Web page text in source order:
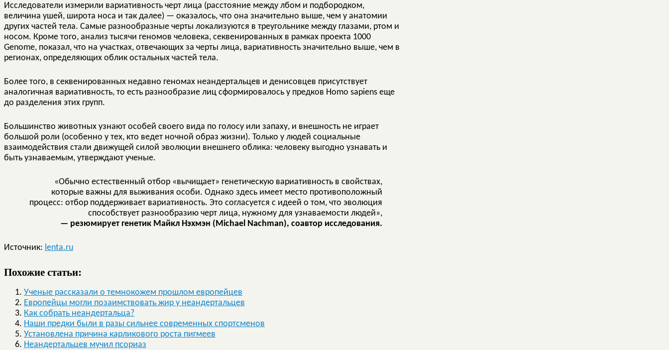
Исследователи измерили вариативность черт лица (расстояние между лбом и подбородком,
величина ушей, широта носа и так далее) — оказалось, что она значительно выше, чем у анатомии
других частей тела. Самые разнообразные черты локализуются в треугольнике между глазами, ртом и
носом. Кроме того, анализ тысячи геномов человека, секвенированных в рамках проекта 1000
Genome, показал, что на участках, отвечающих за черты лица, вариативность значительно выше, чем в
регионах, определяющих облик остальных частей тела.
Более того, в секвенированных недавно геномах неандертальцев и денисовцев присутствует
аналогичная вариативность, то есть разнообразие лиц сформировалось у предков Homo sapiens еще
до разделения этих групп.
Большинство животных узнают особей своего вида по голосу или запаху, и внешность не играет
большой роли (особенно у тех, кто ведет ночной образ жизни). Только у людей социальные
взаимодействия стали движущей силой эволюции внешнего облика: человеку выгодно узнавать и
быть узнаваемым, утверждают ученые.
«Обычно естественный отбор «вычищает» генетическую вариативность в свойствах,
которые важны для выживания особи. Однако здесь имеет место противоположный
процесс: отбор поддерживает вариативность. Это согласуется с идеей о том, что эволюция
способствует разнообразию черт лица, нужному для узнаваемости людей»,
— резюмирует генетик Майкл Нэхмэн (Michael Nachman), соавтор исследования.
Источник: lenta.ru
Похожие статьи:
Ученые рассказали о темнокожем прошлом европейцев
Европейцы могли позаимствовать жир у неандертальцев
Как собрать неандертальца?
Наши предки были в разы сильнее современных спортсменов
Установлена причина карликового роста пигмеев
Неандертальцев мучил псориаз